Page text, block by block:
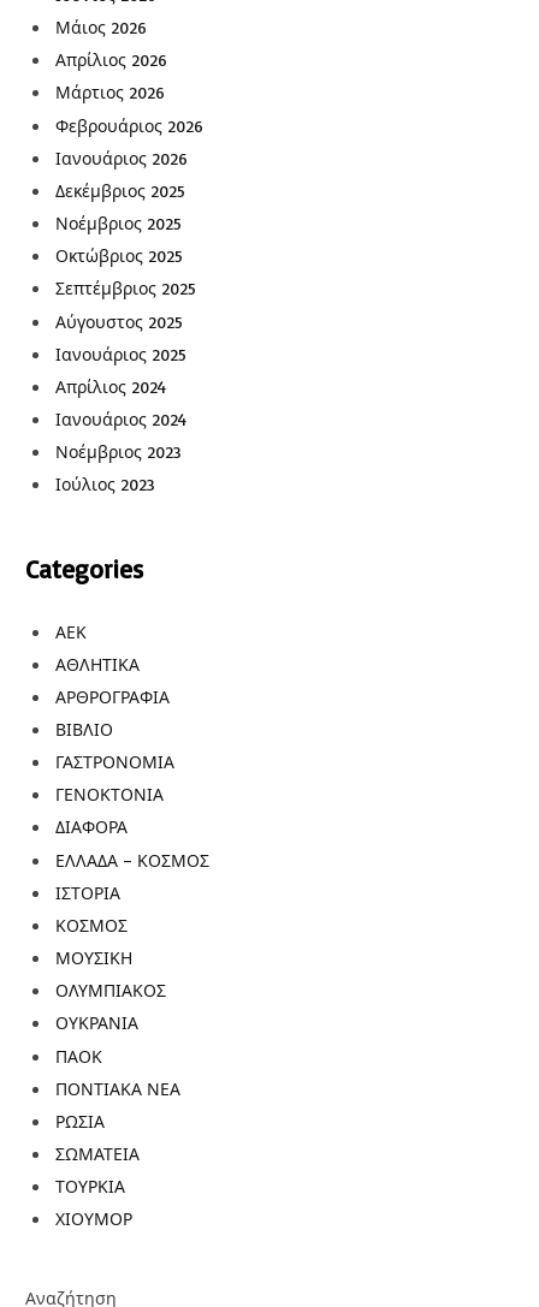
Μάιος 2026
Απρίλιος 2026
Μάρτιος 2026
Φεβρουάριος 2026
Ιανουάριος 2026
Δεκέμβριος 2025
Νοέμβριος 2025
Οκτώβριος 2025
Σεπτέμβριος 2025
Αύγουστος 2025
Ιανουάριος 2025
Απρίλιος 2024
Ιανουάριος 2024
Νοέμβριος 2023
Ιούλιος 2023
Categories
ΑΕΚ
ΑΘΛΗΤΙΚΑ
ΑΡΘΡΟΓΡΑΦΙΑ
ΒΙΒΛΙΟ
ΓΑΣΤΡΟΝΟΜΙΑ
ΓΕΝΟΚΤΟΝΙΑ
ΔΙΑΦΟΡΑ
ΕΛΛΑΔΑ – ΚΟΣΜΟΣ
ΙΣΤΟΡΙΑ
ΚΟΣΜΟΣ
ΜΟΥΣΙΚΗ
ΟΛΥΜΠΙΑΚΟΣ
ΟΥΚΡΑΝΙΑ
ΠΑΟΚ
ΠΟΝΤΙΑΚΑ ΝΕΑ
ΡΩΣΙΑ
ΣΩΜΑΤΕΙΑ
ΤΟΥΡΚΙΑ
ΧΙΟΥΜΟΡ
Αναζήτηση